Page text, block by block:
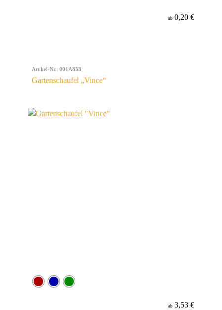
ab 0,20 €
Artikel-Nr.: 001A853
Gartenschaufel „Vince“
ab 3,53 €